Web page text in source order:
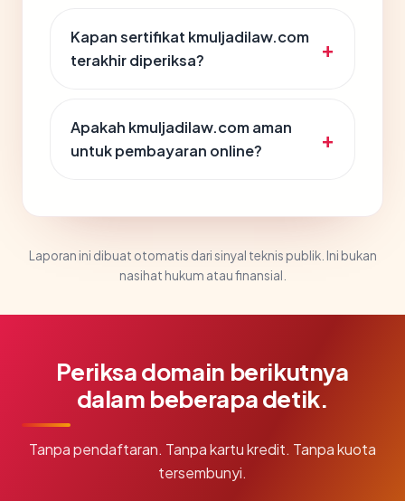
Kapan sertifikat kmuljadilaw.com
terakhir diperiksa?
Apakah kmuljadilaw.com aman
untuk pembayaran online?
Laporan ini dibuat otomatis dari sinyal teknis publik. Ini bukan
nasihat hukum atau finansial.
Periksa domain berikutnya
dalam beberapa detik.
Tanpa pendaftaran. Tanpa kartu kredit. Tanpa kuota
tersembunyi.